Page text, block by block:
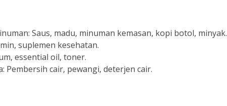
Saus, madu, minuman kemasan, kopi botol, minyak.
suplemen kesehatan.
essential oil, toner.
Pembersih cair, pewangi, deterjen cair.